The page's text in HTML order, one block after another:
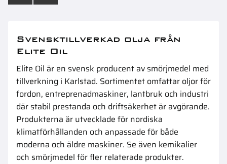
Svensktillverkad olja från
Elite Oil
Elite Oil är en svensk producent av smörjmedel med
tillverkning i Karlstad. Sortimentet omfattar oljor för
fordon, entreprenadmaskiner, lantbruk och industri
där stabil prestanda och driftsäkerhet är avgörande.
Produkterna är utvecklade för nordiska
klimatförhållanden och anpassade för både
moderna och äldre maskiner. Se även kemikalier
och smörjmedel för fler relaterade produkter.